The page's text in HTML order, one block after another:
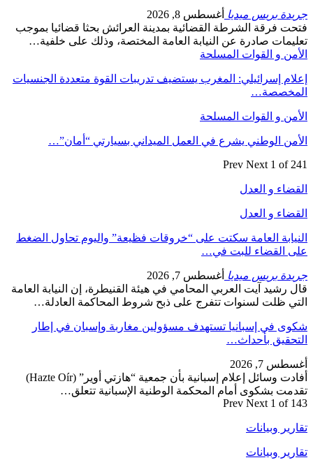
جريدة بريس ميديا أغسطس 8, 2026
فتحت فرقة الشرطة القضائية بمدينة العرائش بحثا قضائيا بموجب
تعليمات صادرة عن النيابة العامة المختصة، وذلك على خلفية…
الأمن و القوات المسلحة
إعلام إسرائيلي: المغرب يستضيف تدريبات القوة متعددة الجنسيات
المخصصة…
الأمن و القوات المسلحة
الأمن الوطني يشرع في العمل الميداني بسيارتي “أمان”…
Prev Next 1 of 241
القضاء و العدل
القضاء و العدل
النيابة العامة سكتت على “خروقات فظيعة” واليوم تحاول الضغط
على القضاء للبت في…
جريدة بريس ميديا أغسطس 7, 2026
قال رشيد آيت العربي المحامي في هيئة القنيطرة، إن النيابة العامة
التي ظلت لسنوات تتفرج على ذبح شروط المحاكمة العادلة…
شكوى في إسبانيا تستهدف مسؤولين مغاربة وإسبان في إطار
التحقيق بأحداث…
أغسطس 7, 2026
أفادت وسائل إعلام إسبانية بأن جمعية “هازتي أوير” (Hazte Oír)
تقدمت بشكوى أمام المحكمة الوطنية الإسبانية تتعلق…
Prev Next 1 of 143
تقارير وبيانات
تقارير وبيانات